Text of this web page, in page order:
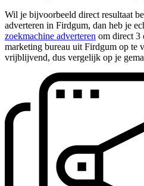
Wil je bijvoorbeeld direct resultaat
adverteren in Firdgum, dan heb je
zoekmachine adverteren om direct 3
marketing bureau uit Firdgum op te
vrijblijvend, dus vergelijk op je